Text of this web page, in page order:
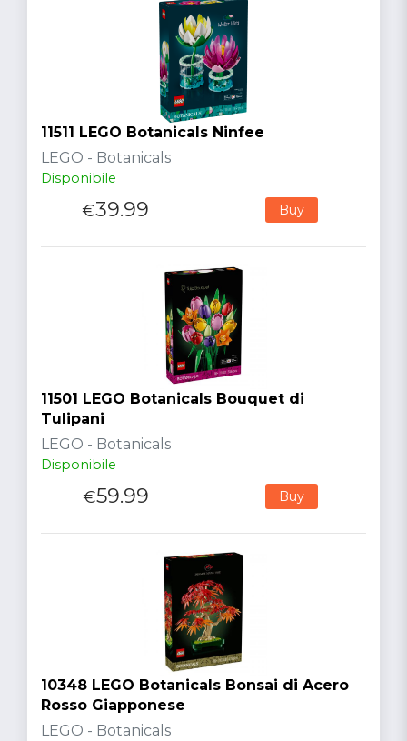
11511 LEGO Botanicals Ninfee
LEGO - Botanicals
Disponibile
€39.99 Buy
11501 LEGO Botanicals Bouquet di
Tulipani
LEGO - Botanicals
Disponibile
€59.99 Buy
10348 LEGO Botanicals Bonsai di Acero
Rosso Giapponese
LEGO - Botanicals